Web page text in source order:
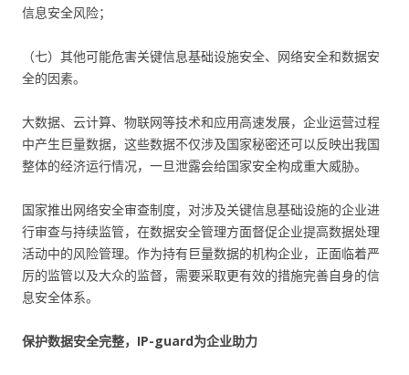
信息安全风险；
（七）其他可能危害关键信息基础设施安全、网络安全和数据安
全的因素。
大数据、云计算、物联网等技术和应用高速发展，企业运营过程
中产生巨量数据，这些数据不仅涉及国家秘密还可以反映出我国
整体的经济运行情况，一旦泄露会给国家安全构成重大威胁。
国家推出网络安全审查制度，对涉及关键信息基础设施的企业进
行审查与持续监管，在数据安全管理方面督促企业提高数据处理
活动中的风险管理。作为持有巨量数据的机构企业，正面临着严
厉的监管以及大众的监督，需要采取更有效的措施完善自身的信
息安全体系。
保护数据安全完整，IP-guard为企业助力